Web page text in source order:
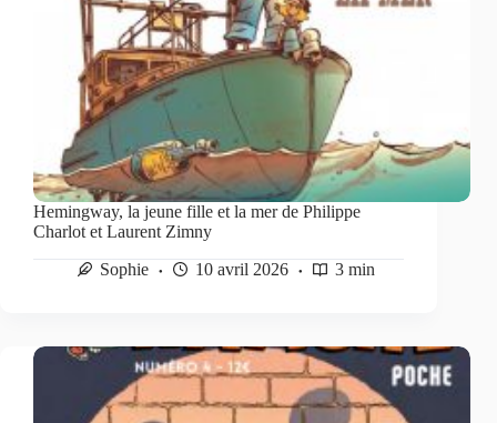
Hemingway, la jeune fille et la mer de Philippe
Charlot et Laurent Zimny
Sophie
10 avril 2026 3 min